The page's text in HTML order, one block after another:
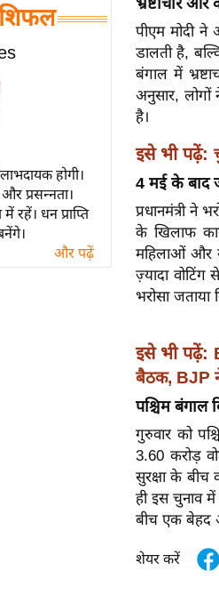
होगी।
प्रसन्नता।
रहें। धन प्राप्ति
और पढ़ें
पीएम मोदी
डालती है,
बंगाल में
अनुसार, लोगों
है।
इसे भी पढ़ें:
4 मई के बाद
प्रधानमंत्री
के खिलाफ
महिलाओं और
ज़्यादा
भरोसा
इसे भी पढ़ें:
बैठक, BJP ने
पश्चिम बंगाल
गुरुवार को
3.60 करोड़
सुरक्षा के
ही इस चुनाव
बीच एक बेहद
शेयर करें